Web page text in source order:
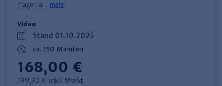
Fragen a… mehr
Video
Stand 01.10.2025
ca. 150 Minuten
168,00 €
199,92 € inkl. MwSt.